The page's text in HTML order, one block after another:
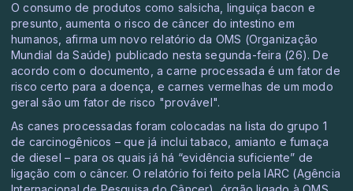
O consumo de produtos como salsicha, linguiça bacon e
presunto, aumenta o risco de câncer do intestino em
humanos, afirma um novo relatório da OMS (Organização
Mundial da Saúde) publicado nesta segunda-feira (26). De
acordo com o documento, a carne processada é um fator de
risco certo para a doença, e carnes vermelhas de um modo
geral são um fator de risco "provável".
As canes processadas foram colocadas na lista do grupo 1
de carcinogênicos – que já inclui tabaco, amianto e fumaça
de diesel – para os quais já há “evidência suficiente” de
ligação com o câncer. O relatório foi feito pela IARC (Agência